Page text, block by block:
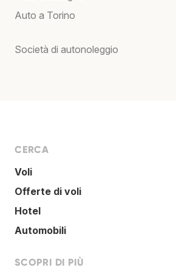
Auto a Torino
Società di autonoleggio
CERCA
Voli
Offerte di voli
Hotel
Automobili
SCOPRI DI PIÙ